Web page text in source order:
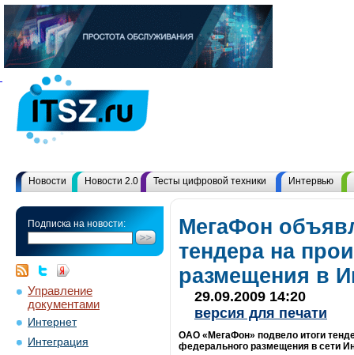
Новости Новости 2.0 Тесты цифровой техники Интервью
Подписка на новости:
Управление
документами
Интернет
Интеграция
МегаФон
тендера на
размещения в
29.09.2009 14:20
версия для печати
ОАО «МегаФон» подвело итоги
федерального размещения в сети